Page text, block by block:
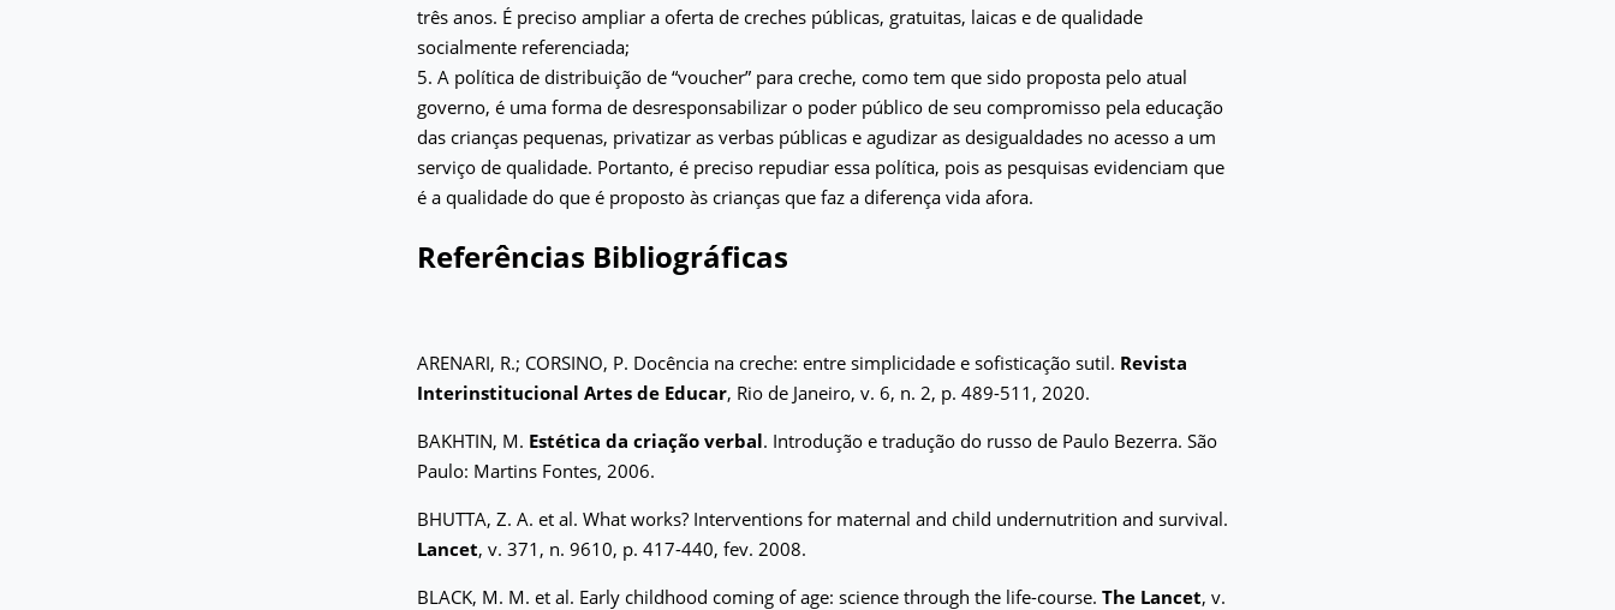
três anos. É preciso ampliar a oferta de creches públicas, gratuitas, laicas e de qualidade
socialmente referenciada;
5. A política de distribuição de “voucher” para creche, como tem que sido proposta pelo atual
governo, é uma forma de desresponsabilizar o poder público de seu compromisso pela educação
das crianças pequenas, privatizar as verbas públicas e agudizar as desigualdades no acesso a um
serviço de qualidade. Portanto, é preciso repudiar essa política, pois as pesquisas evidenciam que
é a qualidade do que é proposto às crianças que faz a diferença vida afora.
Referências Bibliográficas
ARENARI, R.; CORSINO, P. Docência na creche: entre simplicidade e sofisticação sutil. Revista
Interinstitucional Artes de Educar, Rio de Janeiro, v. 6, n. 2, p. 489-511, 2020.
BAKHTIN, M. Estética da criação verbal. Introdução e tradução do russo de Paulo Bezerra. São
Paulo: Martins Fontes, 2006.
BHUTTA, Z. A. et al. What works? Interventions for maternal and child undernutrition and survival.
Lancet, v. 371, n. 9610, p. 417-440, fev. 2008.
BLACK, M. M. et al. Early childhood coming of age: science through the life-course. The Lancet, v.